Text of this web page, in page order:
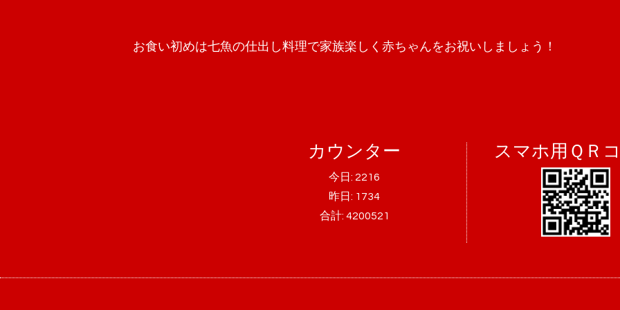
お食い初めは七魚の仕出し料理で家族楽しく赤ちゃんをお祝いしましょう！
カウンター
今日: 2216
昨日: 1734
合計: 4200521
スマホ用ＱＲ